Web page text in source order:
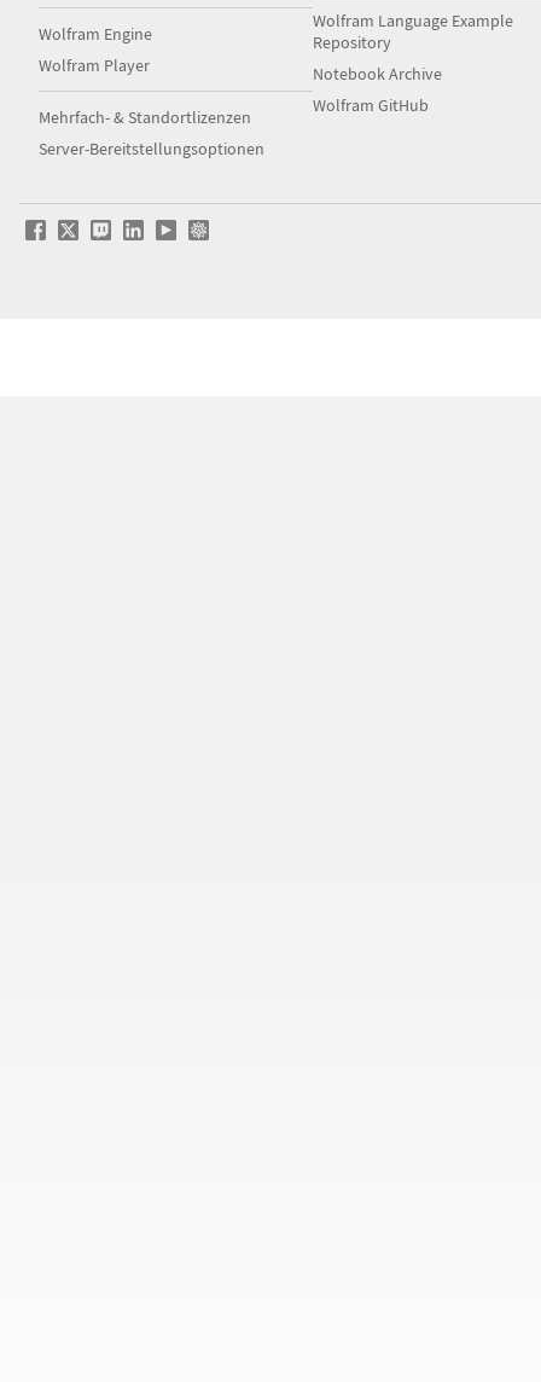
Wolfram Engine
Wolfram Player
Mehrfach- & Standortlizenzen
Server-Bereitstellungsoptionen
Wolfram Language Example
Repository
Notebook Archive
Wolfram GitHub